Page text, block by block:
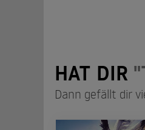
HAT DIR
Dann gefällt dir